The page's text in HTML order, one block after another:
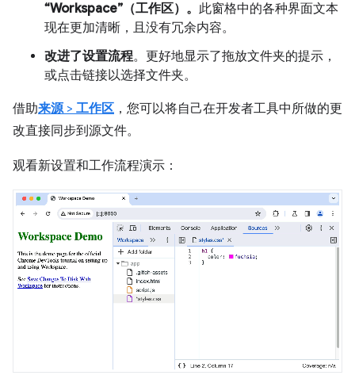
“Workspace”（工作区）。 此窗格中的各种界面文本
现在更加清晰，且没有冗余内容。
改进了设置流程。更好地显示了拖放文件夹的提示，
或点击链接以选择文件夹。
借助来源> 工作区 ，您可以将自己在开发者工具中所做的更
改直接同步到源文件。
观看新设置和工作流程演示：